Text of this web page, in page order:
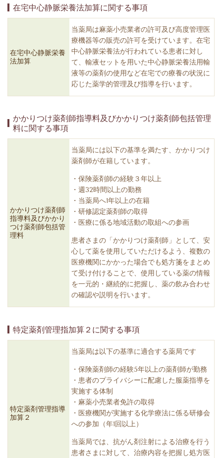
在宅中心静脈栄養法加算に関する事項
在宅中心静脈栄養
法加算
当薬局は麻薬小売業者の許可及び高度管理医
療機器等の販売の許可を受けています。在宅
中心静脈栄養法が行われている患者に対し
て、輸液セットを用いた中心静脈栄養法用輸
液等の薬剤の使用など在宅での療養の状況に
応じた薬学的管理及び指導を行います。
かかりつけ薬剤師指導料及びかかりつけ薬剤師包括管理
料に関する事項
かかりつけ薬剤師
指導料及びかかり
つけ薬剤師包括管
理料
当薬局には以下の基準を満たす、かかりつけ
薬剤師が在籍しています。
・保険薬剤師の経験３年以上
・週32時間以上の勤務
・当薬局へ1年以上の在籍
・研修認定薬剤師の取得
・医療に係る地域活動の取組への参画
患者さまの「かかりつけ薬剤師」として、安
心して薬を使用していただけるよう、複数の
医療機関にかかった場合でも処方箋をまとめ
て受け付けることで、使用している薬の情報
を一元的・継続的に把握し、薬の飲み合わせ
の確認や説明を行います。
特定薬剤管理指加算２に関する事項
特定薬剤管理指導
加算２
当薬局は以下の基準に適合する薬局です
・保険薬剤師の経験5年以上の薬剤師が勤務
・患者のプライバシーに配慮した服薬指導を
実施する体制
・麻薬小売業者免許の取得
・医療機関が実施する化学療法に係る研修会
への参加（年1回以上）
当薬局では、抗がん剤注射による治療を行う
患者さまに対して、治療内容を把握し処方医